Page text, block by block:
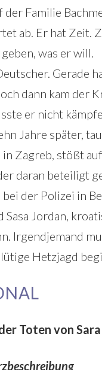
der Familie
ab. Er hat Zeit.
was er will.
Gerade
dann kam der
er nicht
Jahre später,
Zagreb, stößt
daran beteiligt
der Polizei in
Sasa Jordan,
Irgendjemand
Hetzjagd
Toten von